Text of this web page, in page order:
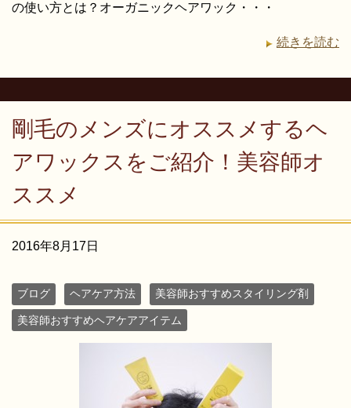
の使い方とは？オーガニックヘアワック・・・
続きを読む
剛毛のメンズにオススメするヘ
アワックスをご紹介！美容師オ
ススメ
2016年8月17日
ブログ ヘアケア方法 美容師おすすめスタイリング剤
美容師おすすめヘアケアアイテム